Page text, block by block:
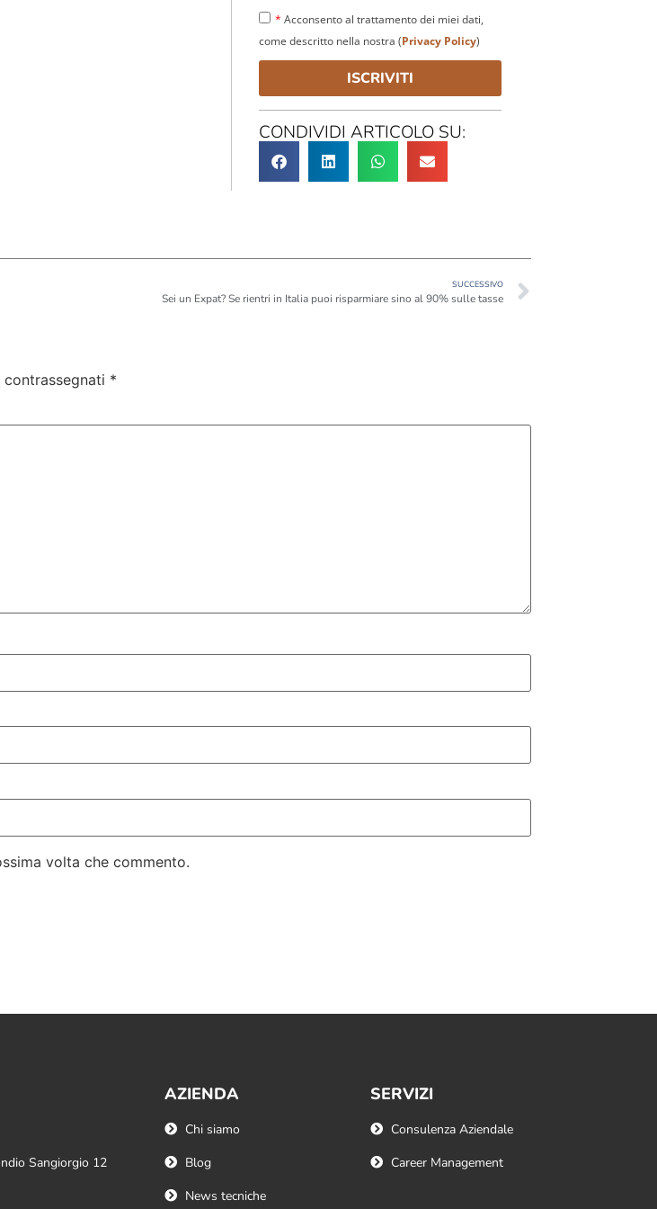
* Acconsento al trattamento dei miei dati,
come descritto nella nostra (Privacy Policy)
ISCRIVITI
CONDIVIDI ARTICOLO SU:
SUCCESSIVO
Sei un Expat? Se rientri in Italia puoi risparmiare sino al 90% sulle tasse
*
volta che commento.
Sangiorgio 12
AZIENDA
Chi siamo
Blog
News tecniche
SERVIZI
Consulenza Aziendale
Career Management